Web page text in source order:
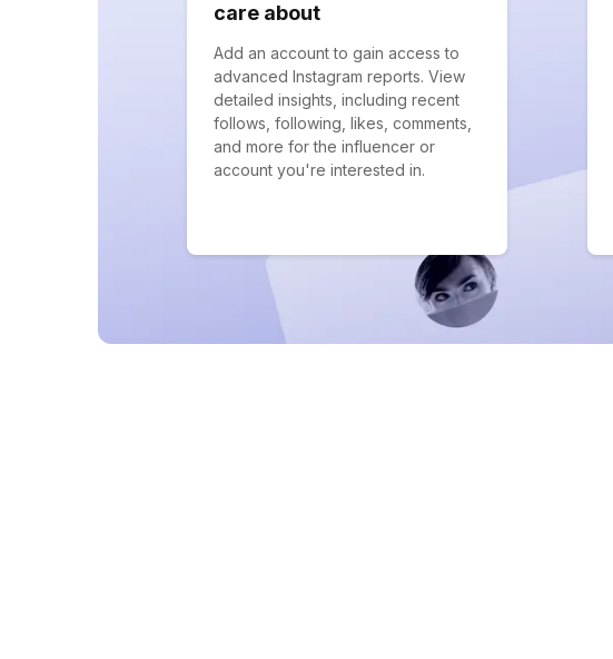
care about
Add an account to gain access to
advanced Instagram reports. View
detailed insights, including recent
follows, following, likes, comments,
and more for the influencer or
account you're interested in.